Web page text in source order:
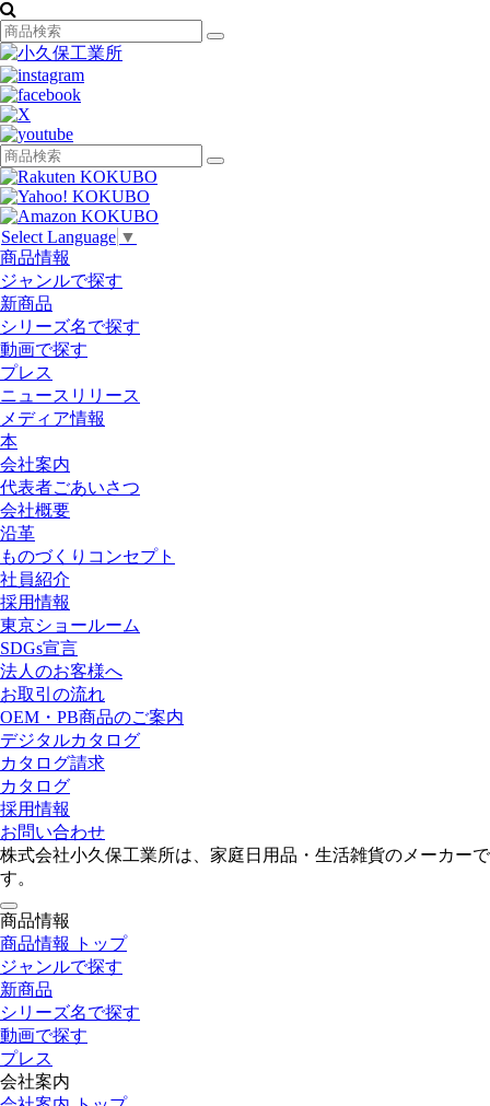
Select Language ▼
商品情報
ジャンルで探す
新商品
シリーズ名で探す
動画で探す
プレス
ニュースリリース
メディア情報
本
会社案内
代表者ごあいさつ
会社概要
沿革
ものづくりコンセプト
社員紹介
採用情報
東京ショールーム
SDGs宣言
法人のお客様へ
お取引の流れ
OEM・PB商品のご案内
デジタルカタログ
カタログ請求
カタログ
採用情報
お問い合わせ
株式会社小久保工業所は、家庭日用品・生活雑貨のメーカーで
す。
toggle
navigation
商品情報
商品情報 トップ
ジャンルで探す
新商品
シリーズ名で探す
動画で探す
プレス
会社案内